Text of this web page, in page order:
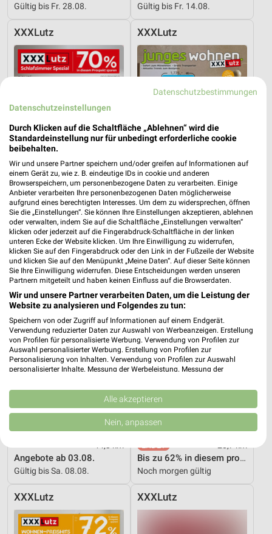
Gültig bis Fr. 28.08. Gültig bis Fr. 14.08.
XXXLutz
20,7 km
Schlafzimmer Spezial
Noch morgen gültig
XXXLutz
20,7 km
Junges Wohnen
Gültig bis Fr. 14.08.
Thomas Philipps
Angebote ab 03.08.
Gültig bis Sa. 08.08.
XXXLutz
Bis zu 62% in diesem prospekt
Noch morgen gültig
XXXLutz XXXLutz
Datenschutzbestimmungen
Datenschutzeinstellungen
Durch Klicken auf die Schaltfläche „Ablehnen“ wird die
Standardeinstellung nur für unbedingt erforderliche cookie
beibehalten.
Wir und unsere Partner speichern und/oder greifen auf Informationen auf
einem Gerät zu, wie z. B. eindeutige IDs in cookie und anderen
Browserspeichern, um personenbezogene Daten zu verarbeiten. Einige
Anbieter verarbeiten Ihre personenbezogenen Daten möglicherweise
aufgrund eines berechtigten Interesses. Um dem zu widersprechen, öffnen
Sie die „Einstellungen“. Sie können Ihre Einstellungen akzeptieren, ablehnen
oder verwalten, indem Sie auf die Schaltfläche „Einstellungen verwalten“
klicken oder jederzeit auf die Fingerabdruck-Schaltfläche in der linken
unteren Ecke der Website klicken. Um Ihre Einwilligung zu widerrufen,
klicken Sie auf den Fingerabdruck oder den Link in der Fußzeile der Website
und klicken Sie auf den Menüpunkt „Meine Daten“. Auf dieser Seite können
Sie Ihre Einwilligung widerrufen. Diese Entscheidungen werden unseren
Partnern mitgeteilt und haben keinen Einfluss auf die Browserdaten.
Wir und unsere Partner verarbeiten Daten, um die Leistung der
Website zu analysieren und Folgendes zu tun:
Speichern von oder Zugriff auf Informationen auf einem Endgerät.
Verwendung reduzierter Daten zur Auswahl von Werbeanzeigen. Erstellung
von Profilen für personalisierte Werbung. Verwendung von Profilen zur
Auswahl personalisierter Werbung. Erstellung von Profilen zur
Personalisierung von Inhalten. Verwendung von Profilen zur Auswahl
personalisierter Inhalte. Messung der Werbeleistung. Messung der
Kombinationen von Daten aus verschiedenen Quellen. Entwicklung und
Verbesserung der Angebote. Verwendung reduzierter Daten zur Auswahl
von Inhalten.
Daten können außerhalb der Europäischen Union weitergegeben und in die
USA gesendet werden.
Website/App.
Partnerliste anzeigen (1 IAB-Anbieter)
IAB-Verarbeitungszwecke:
Speichern von oder Zugriff auf Informationen
auf einem Endgerät
Alle akzeptieren
Nein, anpassen